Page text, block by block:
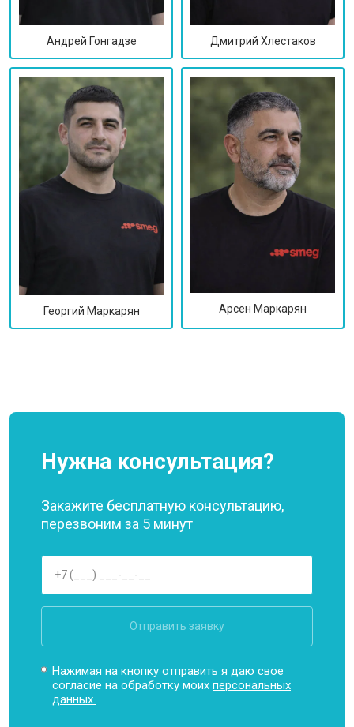
Андрей Гонгадзе Дмитрий Хлестаков
Георгий Маркарян Арсен Маркарян
Нужна консультация?
Закажите бесплатную консультацию,
перезвоним за 5 минут
Отправить заявку
Нажимая на кнопку отправить я даю свое
согласие на обработку моихперсональных
данных.